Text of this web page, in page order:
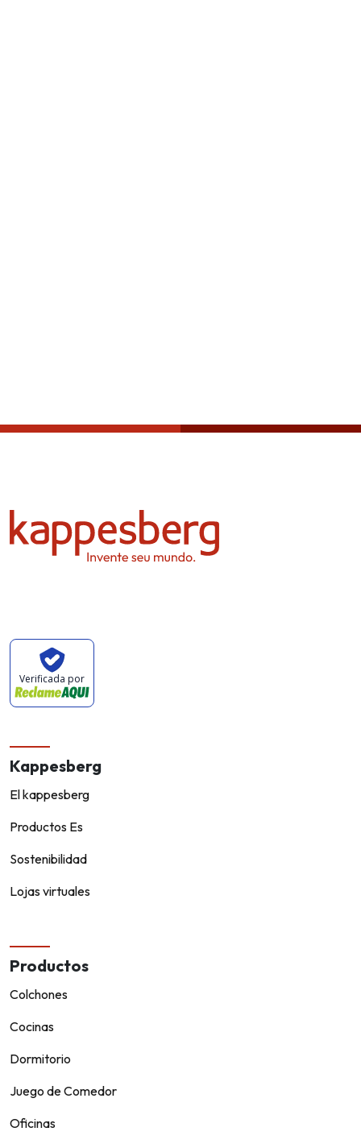
Verificada por
Kappesberg
El kappesberg
Productos Es
Sostenibilidad
Lojas virtuales
Productos
Colchones
Cocinas
Dormitorio
Juego de Comedor
Oficinas